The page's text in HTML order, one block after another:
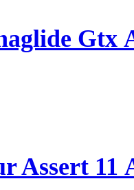
Gtx
Assert 11